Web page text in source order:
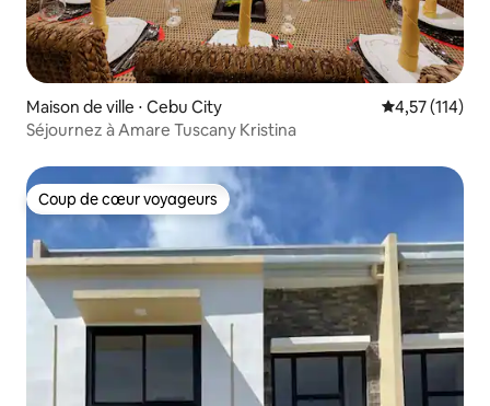
Maison de ville ⋅ Cebu City Évaluation
4,57 (114)
Séjournez à Amare Tuscany Kristina
Coup de cœur voyageurs
Coup de cœur voyageurs